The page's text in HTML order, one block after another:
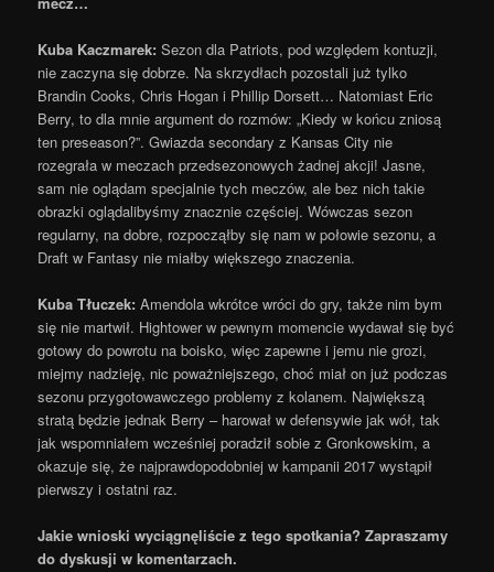
Kuba Kaczmarek: Sezon dla Patriots, pod względem kontuzji,
nie zaczyna się dobrze. Na skrzydłach pozostali już tylko
Brandin Cooks, Chris Hogan i Phillip Dorsett… Natomiast Eric
Berry, to dla mnie argument do rozmów: „Kiedy w końcu zniosą
ten preseason?”. Gwiazda secondary z Kansas City nie
rozegrała w meczach przedsezonowych żadnej akcji! Jasne,
sam nie oglądam specjalnie tych meczów, ale bez nich takie
obrazki oglądalibyśmy znacznie częściej. Wówczas sezon
regularny, na dobre, rozpocząłby się nam w połowie sezonu, a
Draft w Fantasy nie miałby większego znaczenia.
Kuba Tłuczek:Amendola wkrótce wróci do gry, także nim bym
się nie martwił. Hightower w pewnym momencie wydawał się być
gotowy do powrotu na boisko, więc zapewne i jemu nie grozi,
miejmy nadzieję, nic poważniejszego, choć miał on już podczas
sezonu przygotowawczego problemy z kolanem. Największą
stratą będzie jednak Berry – harował w defensywie jak wół, tak
jak wspomniałem wcześniej poradził sobie z Gronkowskim, a
okazuje się, że najprawdopodobniej w kampanii 2017 wystąpił
pierwszy i ostatni raz.
Jakie wnioski wyciągnęliście z tego spotkania? Zapraszamy
do dyskusji w komentarzach.